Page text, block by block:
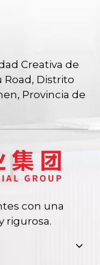
Creativa de
Road, Distrito
Provincia de
con una
rigurosa.